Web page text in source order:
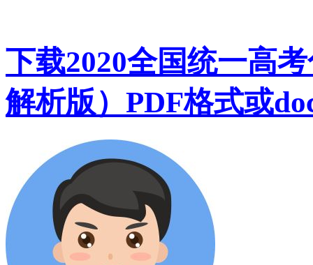
下载2020全国统一高
解析版）PDF格式或